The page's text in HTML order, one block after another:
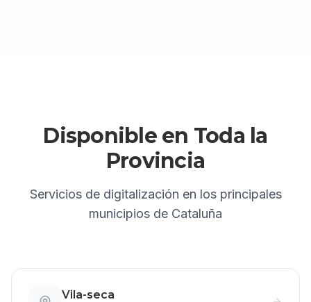
Disponible en Toda la
Provincia
Servicios de digitalización en los principales
municipios de Cataluña
Vila-seca